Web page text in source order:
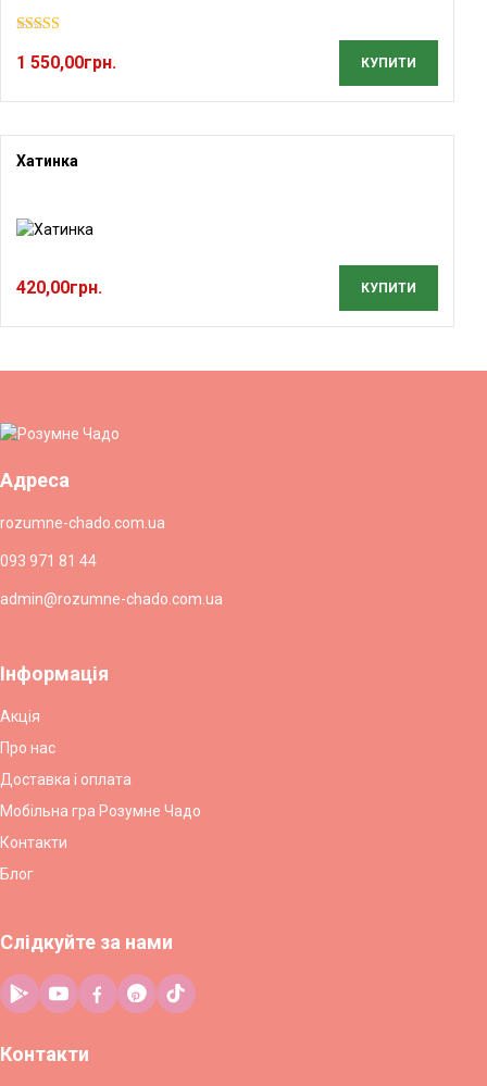
5.00з 5
1 550,00грн. КУПИТИ
Хатинка
420,00грн. КУПИТИ
Адреса
rozumne-chado.com.ua
093 971 81 44
admin@rozumne-chado.com.ua
Інформація
Акція
Про нас
Доставка і оплата
Мобільна гра Розумне Чадо
Контакти
Блог
Слідкуйте за нами
Контакти